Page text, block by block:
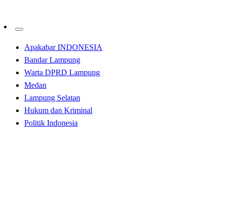
Apakabar INDONESIA
Bandar Lampung
Warta DPRD Lampung
Medan
Lampung Selatan
Hukum dan Kriminal
Politik Indonesia